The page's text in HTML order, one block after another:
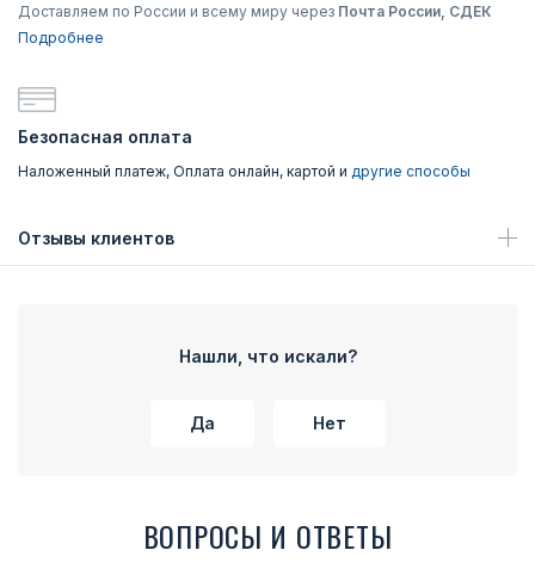
Доставляем по России и всему миру через Почта России, СДЕК
Подробнее
Безопасная оплата
Наложенный платеж, Оплата онлайн, картой и другие способы
Отзывы клиентов
Нашли, что искали?
Да Нет
ВОПРОСЫ И ОТВЕТЫ